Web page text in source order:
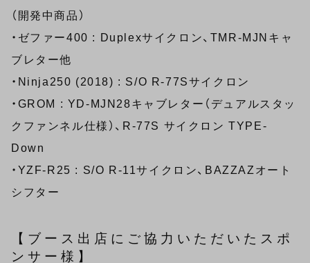
（開発中商品）
・ゼファー400 : Duplexサイクロン、TMR-MJNキャ
ブレター他
・Ninja250 (2018) : S/O R-77Sサイクロン
・GROM : YD-MJN28キャブレター（デュアルスタッ
クファンネル仕様）、R-77S サイクロン TYPE-
Down
・YZF-R25 : S/O R-11サイクロン、BAZZAZオート
シフター
【ブース出店にご協力いただいたスポ
ンサー様】